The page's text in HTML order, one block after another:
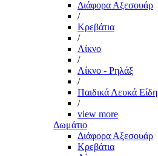
Διάφορα Αξεσουάρ
/
Κρεβάτια
/
Λίκνο
/
Λίκνο - Ρηλάξ
/
Παιδικά Λευκά Είδη
/
view more
Δωμάτιο
Διάφορα Αξεσουάρ
Κρεβάτια